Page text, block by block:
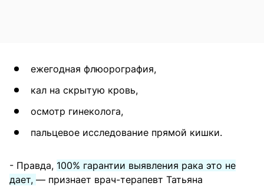
ежегодная флюорография,
кал на скрытую кровь,
осмотр гинеколога,
пальцевое исследование прямой кишки.
- Правда, 100% гарантии выявления рака это не
дает, — признает врач-терапевт Татьяна